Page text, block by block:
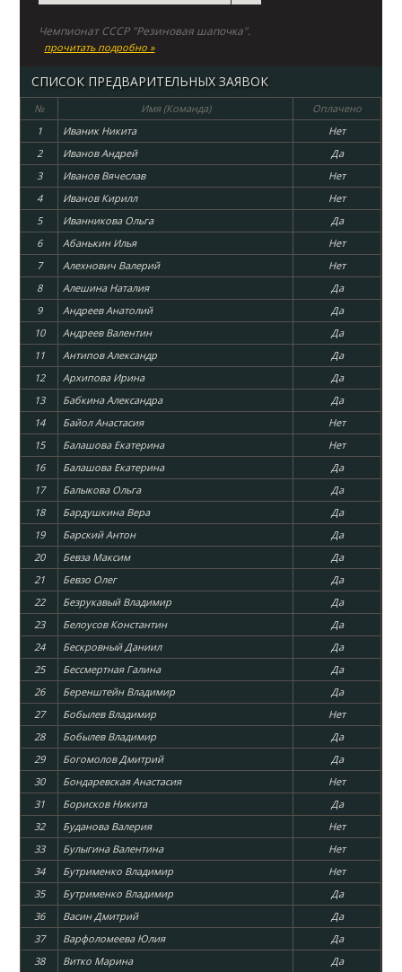
Чемпионат СССР "Резиновая шапочка".
прочитать подробно »
СПИСОК ПРЕДВАРИТЕЛЬНЫХ ЗАЯВОК
№ Имя (Команда)
Оплачено
1
Иваник Никита
Нет
2
Иванов Андрей
Да
3
Иванов Вячеслав
Нет
4
Иванов Кирилл
Нет
5
Иванникова Ольга
Да
6
Абанькин Илья
Нет
7
Алехнович Валерий
Нет
8
Алешина Наталия
Да
9
Андреев Анатолий
Да
10
Андреев Валентин
Да
11
Антипов Александр
Да
12
Архипова Ирина
Да
13
Бабкина Александра
Да
14
Байол Анастасия
Нет
15
Балашова Екатерина
Нет
16
Балашова Екатерина
Да
17
Балыкова Ольга
Да
18
Бардушкина Вера
Да
19
Барский Антон
Да
20
Бевза Максим
Да
21
Бевзо Олег
Да
22
Безрукавый Владимир
Да
23
Белоусов Константин
Да
24
Бескровный Даниил
Да
25
Бессмертная Галина
Да
26
Беренштейн Владимир
Да
27
Бобылев Владимир
Нет
28
Бобылев Владимир
Да
29
Богомолов Дмитрий
Да
30
Бондаревская Анастасия
Нет
31
Борисков Никита
Да
32
Буданова Валерия
Нет
33
Булыгина Валентина
Нет
34
Бутрименко Владимир
Нет
35
Бутрименко Владимир
Да
36
Васин Дмитрий
Да
37
Варфоломеева Юлия
Да
38
Витко Марина Да